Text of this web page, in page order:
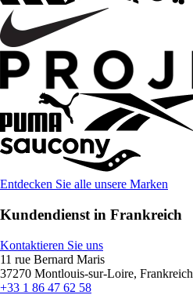
Entdecken Sie alle unsere Marken
Kundendienst in Frankreich
Kontaktieren Sie uns
11 rue Bernard Maris
37270 Montlouis-sur-Loire, Frankreich
+33 1 86 47 62 58